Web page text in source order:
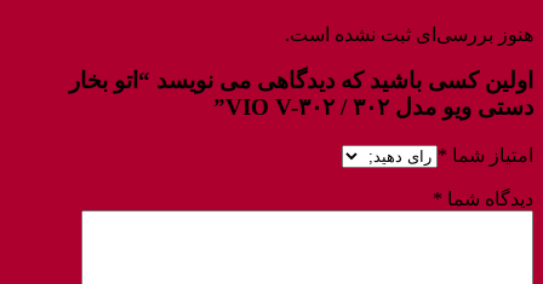
هنوز بررسی‌ای ثبت نشده است.
اولین کسی باشید که دیدگاهی می نویسد “اتو بخار
دستی ویو مدل ۳۰۲ / VIO V-۳۰۲”
امتیاز شما *
دیدگاه شما *